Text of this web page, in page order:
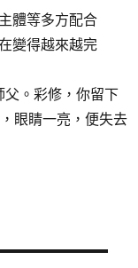
體等多方配合
變得越來越完
父。彩修，你留下
眼睛一亮，便失去